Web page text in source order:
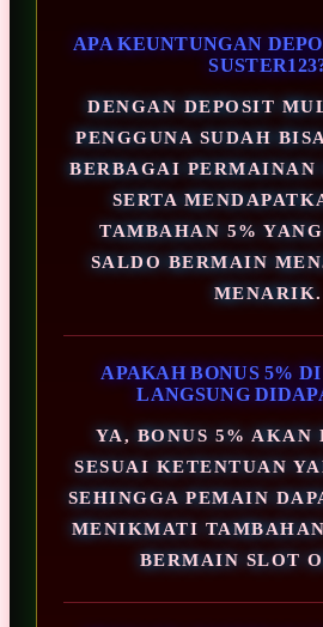
APA KEUNTUNGAN
DENGAN DEPOSIT
PENGGUNA SUDAH
BERBAGAI PERMAINAN
SERTA
TAMBAHAN 5%
SALDO BERMAIN
MENARIK.
APAKAH BONUS 5% DI
LANGSUNG
YA, BONUS 5% AKAN
SESUAI KETENTUAN
SEHINGGA PEMAIN
MENIKMATI
BERMAIN SLOT